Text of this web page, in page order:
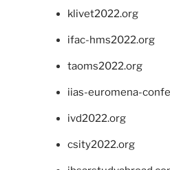
klivet2022.org
ifac-hms2022.org
taoms2022.org
iias-euromena-
ivd2022.org
csity2022.org